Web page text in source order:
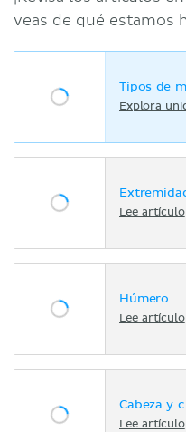
veas de qué estamos
Tipos de
Explora
Lee artículo
Húmero
Lee artículo
Cabeza y
Lee artículo